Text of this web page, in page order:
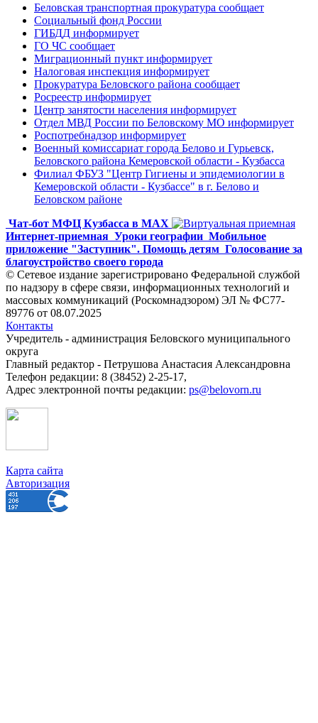
Беловская транспортная прокуратура сообщает
Социальный фонд России
ГИБДД информирует
ГО ЧС сообщает
Миграционный пункт информирует
Налоговая инспекция информирует
Прокуратура Беловского района сообщает
Росреестр информирует
Центр занятости населения информирует
Отдел МВД России по Беловскому МО информирует
Роспотребнадзор информирует
Военный комиссариат города Белово и Гурьевск,
Беловского района Кемеровской области - Кузбасса
Филиал ФБУЗ "Центр Гигиены и эпидемиологии в
Кемеровской области - Кузбассе" в г. Белово и
Беловском районе
Чат-бот МФЦ Кузбасса в MAX
Интернет-приемная Уроки географии Мобильное
приложение "Заступник". Помощь детям Голосование за
благоустройство своего города
© Сетевое издание зарегистрировано Федеральной службой
по надзору в сфере связи, информационных технологий и
массовых коммуникаций (Роскомнадзором) ЭЛ № ФС77-
89776 от 08.07.2025
Контакты
Учредитель - администрация Беловского муниципального
округа
Главный редактор - Петрушова Анастасия Александровна
Телефон редакции: 8 (38452) 2-25-17,
Адрес электронной почты редакции: ps@belovorn.ru
Карта сайта
Авторизация